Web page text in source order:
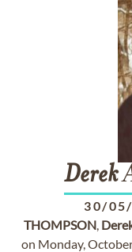
Derek
30/
THOMPSON,
on Monday,